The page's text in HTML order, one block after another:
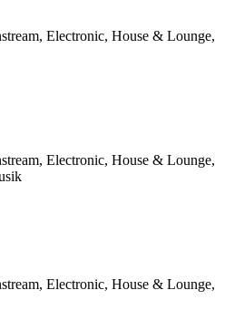
Electronic, House & Lounge,
Electronic, House & Lounge,
Electronic, House & Lounge,